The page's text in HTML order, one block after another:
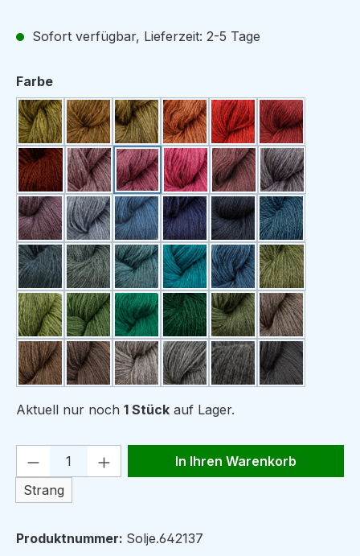
Sofort verfügbar, Lieferzeit: 2-5 Tage
Farbeauswählen
2119 gul2122 rødgul2108 oker2103 cognac
2132 rød2104
2138 rødbrun
2110 rosa2137 støvet rosa
2114 mørk rosa2131 burgunderlilla
2128 grålig
2111 gråfiolett2113 lys dongeriblå
2135 mellomblå2125 lys marine
2133 marineblå2139 støvet
2143 blågrå2140 støvet ismint
2130 lys turkis
2106 turkis2105 petrol2142 støvet
2107 lime2134 gressgrønn
2126 grønn2141 ren grønn2118 olivengrønn
2101 beige
2102 lys brun2116 mørk brun2136 lys rødlig beige
2115 naturgrå2144 lys koksgrå
2109 svart
Aktuell nur noch 1 Stück auf Lager.
Produkt Anzahl: Gib den
Strang
In Ihren Warenkorb
Produktnummer: Solje.642137